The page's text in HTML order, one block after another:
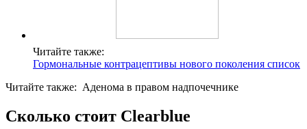
Читайте также:
Гормональные контрацептивы нового поколения список
Читайте также: Аденома в правом надпочечнике
Сколько стоит Clearblue